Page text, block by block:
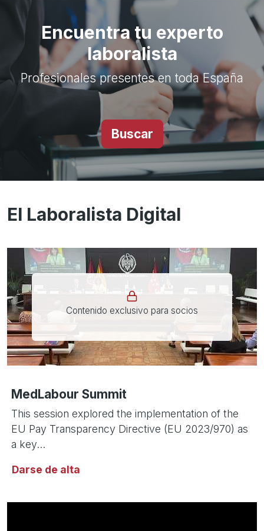
Encuentra tu experto
laboralista
Profesionales presentes en toda España
Buscar
El Laboralista Digital
Contenido exclusivo para socios
MedLabour Summit
This session explored the implementation of the
EU Pay Transparency Directive (EU 2023/970) as
a key...
Darse de alta